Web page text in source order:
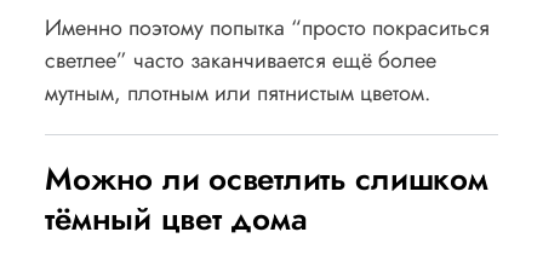
Именно поэтому попытка “просто покраситься
светлее” часто заканчивается ещё более
мутным, плотным или пятнистым цветом.
Можно ли осветлить слишком
тёмный цвет дома